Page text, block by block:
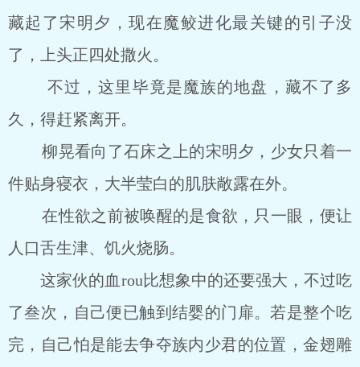
藏起了宋明夕，现在魔鲛进化最关键的引子没
了，上头正四处撒火。
不过，这里毕竟是魔族的地盘，藏不了多
久，得赶紧离开。
柳晃看向了石床之上的宋明夕，少女只着一
件贴身寝衣，大半莹白的肌肤敞露在外。
在性欲之前被唤醒的是食欲，只一眼，便让
人口舌生津、饥火烧肠。
这家伙的血rou比想象中的还要强大，不过吃
了叁次，自己便已触到结婴的门扉。若是整个吃
完，自己怕是能去争夺族内少君的位置，金翅雕